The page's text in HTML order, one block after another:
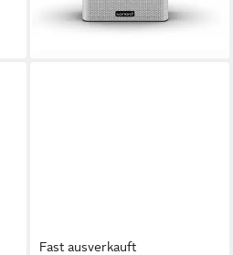
lieferbar - in 3-4 Werktagen bei dir
Fast ausverkauft